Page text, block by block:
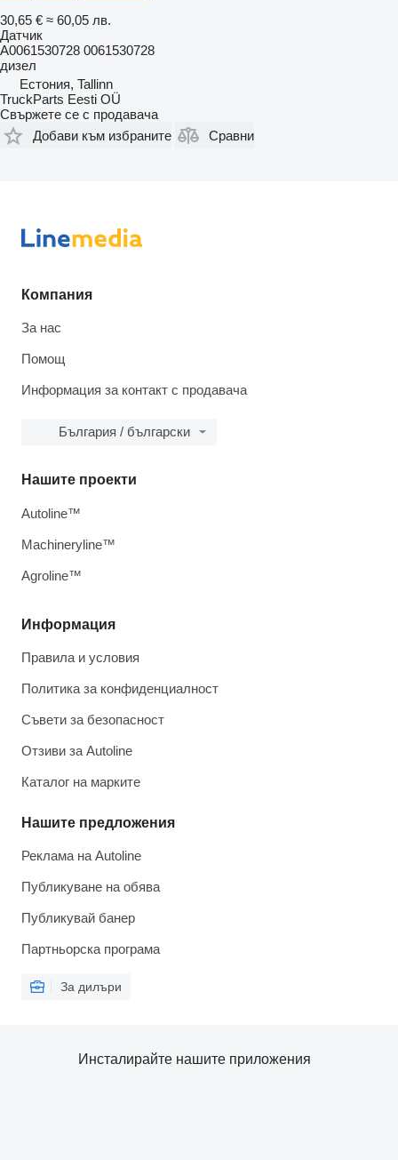
30,65 € ≈ 60,05 лв.
Датчик
A0061530728 0061530728
дизел
Естония, Tallinn
TruckParts Eesti OÜ
Свържете се с продавача
Добави към избраните
Сравни
Компания
За нас
Помощ
Информация за контакт с продавача
България / български
Информация
Правила и условия
Политика за конфиденциалност
Съвети за безопасност
Отзиви за Autoline
Каталог на марките
Нашите предложения
Реклама на Autoline
Публикуване на обява
Публикувай банер
Партньорска програма
За дилъри
Нашите проекти
Autoline™
Machineryline™
Agroline™
Инсталирайте нашите приложения